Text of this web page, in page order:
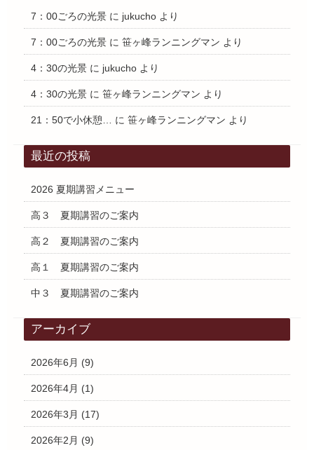
7：00ごろの光景に jukuchoより
7：00ごろの光景に 笹ヶ峰ランニングマン より
4：30の光景に jukuchoより
4：30の光景に 笹ヶ峰ランニングマン より
21：50で小休憩… に 笹ヶ峰ランニングマン より
最近の投稿
2026 夏期講習メニュー
高３ 夏期講習のご案内
高２ 夏期講習のご案内
高１ 夏期講習のご案内
中３ 夏期講習のご案内
アーカイブ
2026年6月 (9)
2026年4月 (1)
2026年3月 (17)
2026年2月 (9)